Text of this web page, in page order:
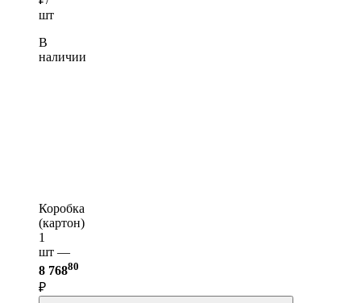
шт
В
наличии
Коробка
(картон)
1
шт —
8 76880
₽